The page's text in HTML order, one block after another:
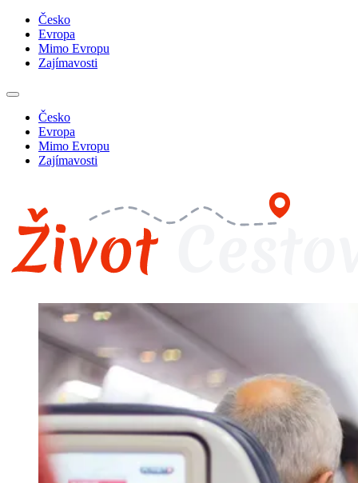
Česko
Evropa
Mimo Evropu
Zajímavosti
Česko
Evropa
Mimo Evropu
Zajímavosti